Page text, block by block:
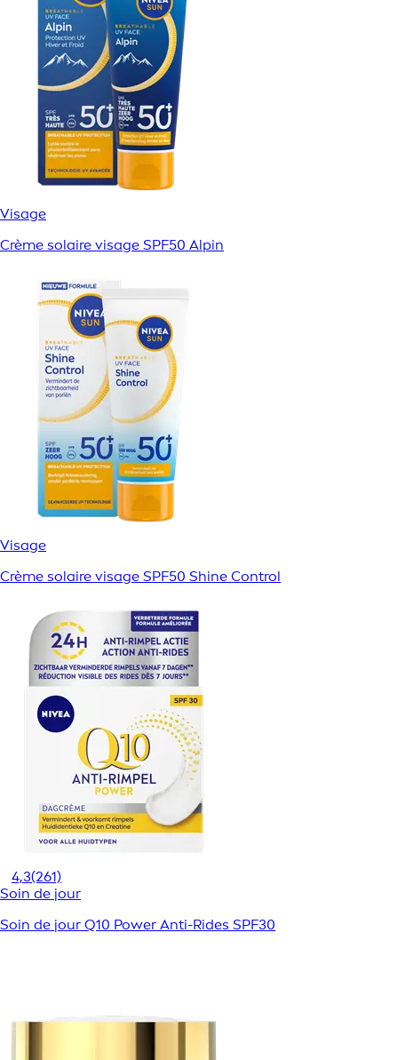
Visage
Crème solaire visage SPF50 Alpin
Visage
Crème solaire visage SPF50 Shine Control
4,3(261)
Soin de jour
Soin de jour Q10 Power Anti-Rides SPF30